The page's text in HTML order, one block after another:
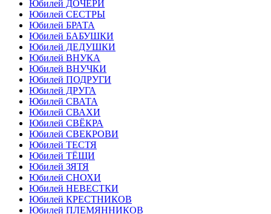
Юбилей ДОЧЕРИ
Юбилей СЕСТРЫ
Юбилей БРАТА
Юбилей БАБУШКИ
Юбилей ДЕДУШКИ
Юбилей ВНУКА
Юбилей ВНУЧКИ
Юбилей ПОДРУГИ
Юбилей ДРУГА
Юбилей СВАТА
Юбилей СВАХИ
Юбилей СВЁКРА
Юбилей СВЕКРОВИ
Юбилей ТЕСТЯ
Юбилей ТЁЩИ
Юбилей ЗЯТЯ
Юбилей СНОХИ
Юбилей НЕВЕСТКИ
Юбилей КРЕСТНИКОВ
Юбилей ПЛЕМЯННИКОВ